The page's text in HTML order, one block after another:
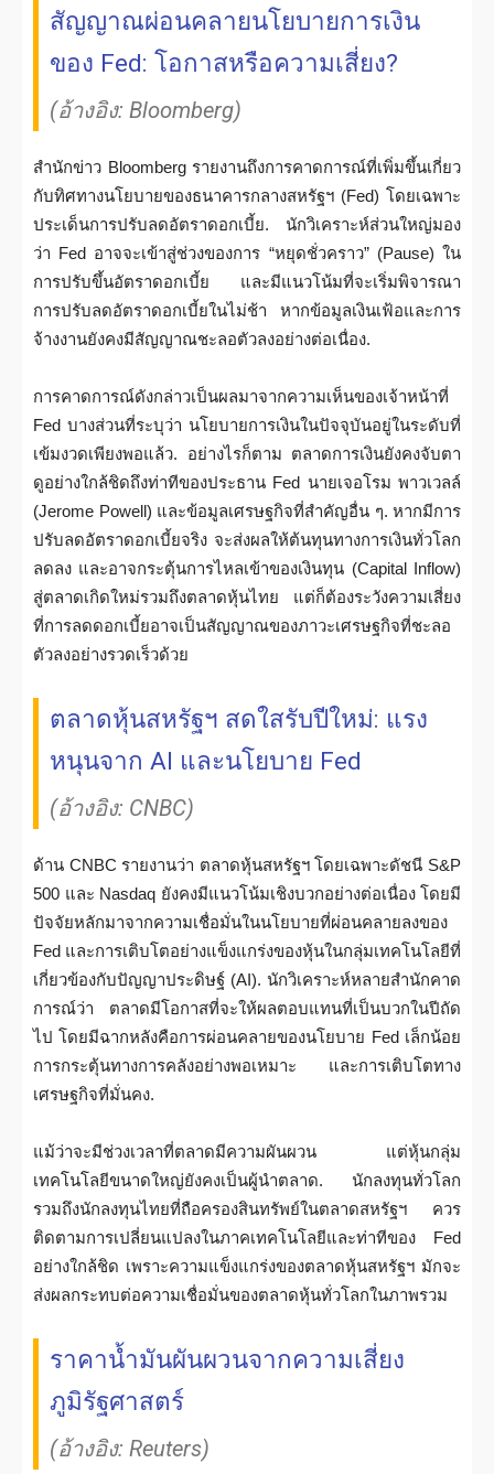
สัญญาณผ่อนคลายนโยบายการเงิน
ของ Fed: โอกาสหรือความเสี่ยง?
(อ้างอิง: Bloomberg)
สำนักข่าว Bloomberg รายงานถึงการคาดการณ์ที่เพิ่มขึ้นเกี่ยว
กับทิศทางนโยบายของธนาคารกลางสหรัฐฯ (Fed) โดยเฉพาะ
ประเด็นการปรับลดอัตราดอกเบี้ย. นักวิเคราะห์ส่วนใหญ่มอง
ว่า Fed อาจจะเข้าสู่ช่วงของการ “หยุดชั่วคราว” (Pause) ใน
การปรับขึ้นอัตราดอกเบี้ย และมีแนวโน้มที่จะเริ่มพิจารณา
การปรับลดอัตราดอกเบี้ยในไม่ช้า หากข้อมูลเงินเฟ้อและการ
จ้างงานยังคงมีสัญญาณชะลอตัวลงอย่างต่อเนื่อง.
การคาดการณ์ดังกล่าวเป็นผลมาจากความเห็นของเจ้าหน้าที่
Fed บางส่วนที่ระบุว่า นโยบายการเงินในปัจจุบันอยู่ในระดับที่
เข้มงวดเพียงพอแล้ว. อย่างไรก็ตาม ตลาดการเงินยังคงจับตา
ดูอย่างใกล้ชิดถึงท่าทีของประธาน Fed นายเจอโรม พาวเวลล์
(Jerome Powell) และข้อมูลเศรษฐกิจที่สำคัญอื่น ๆ. หากมีการ
ปรับลดอัตราดอกเบี้ยจริง จะส่งผลให้ต้นทุนทางการเงินทั่วโลก
ลดลง และอาจกระตุ้นการไหลเข้าของเงินทุน (Capital Inflow)
สู่ตลาดเกิดใหม่รวมถึงตลาดหุ้นไทย แต่ก็ต้องระวังความเสี่ยง
ที่การลดดอกเบี้ยอาจเป็นสัญญาณของภาวะเศรษฐกิจที่ชะลอ
ตัวลงอย่างรวดเร็วด้วย
ตลาดหุ้นสหรัฐฯ สดใสรับปีใหม่: แรง
หนุนจาก AI และนโยบาย Fed
(อ้างอิง: CNBC)
ด้าน CNBC รายงานว่า ตลาดหุ้นสหรัฐฯ โดยเฉพาะดัชนี S&P
500 และ Nasdaq ยังคงมีแนวโน้มเชิงบวกอย่างต่อเนื่อง โดยมี
ปัจจัยหลักมาจากความเชื่อมั่นในนโยบายที่ผ่อนคลายลงของ
Fed และการเติบโตอย่างแข็งแกร่งของหุ้นในกลุ่มเทคโนโลยีที่
เกี่ยวข้องกับปัญญาประดิษฐ์ (AI). นักวิเคราะห์หลายสำนักคาด
การณ์ว่า ตลาดมีโอกาสที่จะให้ผลตอบแทนที่เป็นบวกในปีถัด
ไป โดยมีฉากหลังคือการผ่อนคลายของนโยบาย Fed เล็กน้อย
การกระตุ้นทางการคลังอย่างพอเหมาะ และการเติบโตทาง
เศรษฐกิจที่มั่นคง.
แม้ว่าจะมีช่วงเวลาที่ตลาดมีความผันผวน แต่หุ้นกลุ่ม
เทคโนโลยีขนาดใหญ่ยังคงเป็นผู้นำตลาด. นักลงทุนทั่วโลก
รวมถึงนักลงทุนไทยที่ถือครองสินทรัพย์ในตลาดสหรัฐฯ ควร
ติดตามการเปลี่ยนแปลงในภาคเทคโนโลยีและท่าทีของ Fed
อย่างใกล้ชิด เพราะความแข็งแกร่งของตลาดหุ้นสหรัฐฯ มักจะ
ส่งผลกระทบต่อความเชื่อมั่นของตลาดหุ้นทั่วโลกในภาพรวม
ราคาน้ำมันผันผวนจากความเสี่ยง
ภูมิรัฐศาสตร์
(อ้างอิง: Reuters)